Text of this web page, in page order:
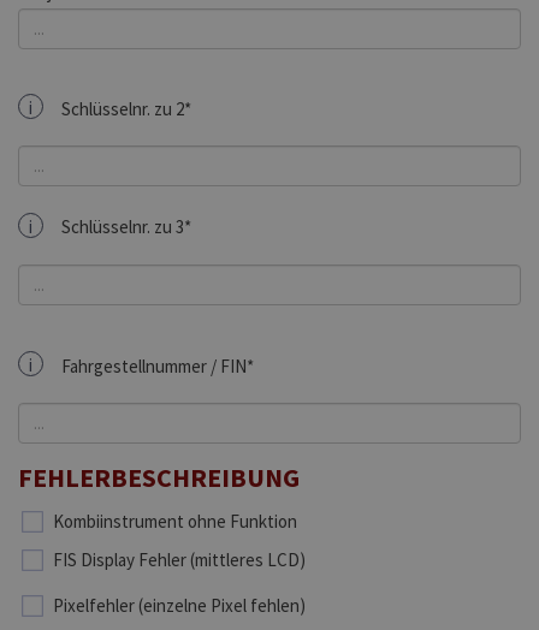
i Schlüsselnr. zu 2*
i Schlüsselnr. zu 3*
i Fahrgestellnummer / FIN*
FEHLERBESCHREIBUNG
Kombiinstrument ohne Funktion
FIS Display Fehler (mittleres LCD)
Pixelfehler (einzelne Pixel fehlen)